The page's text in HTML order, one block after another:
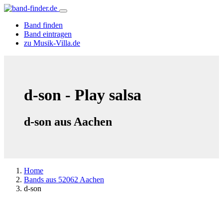
Band finden
Band eintragen
zu Musik-Villa.de
d-son - Play salsa
d-son aus Aachen
Home
Bands aus 52062 Aachen
d-son